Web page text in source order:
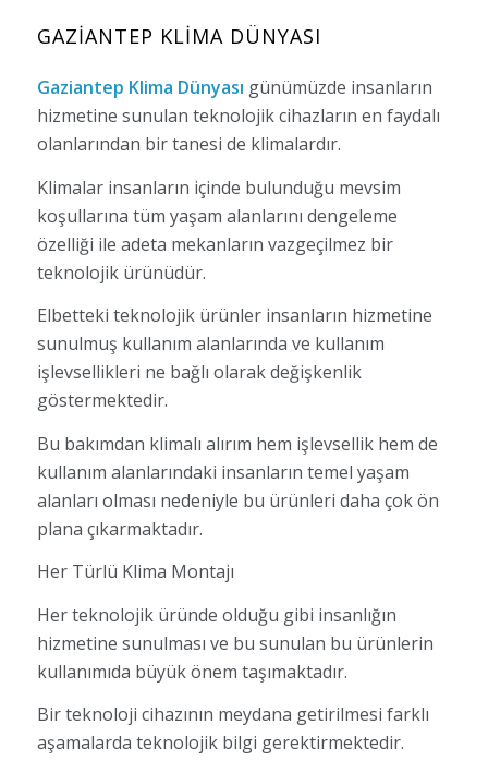
GAZIANTEP KLIMA DÜNYASI
Gaziantep Klima Dünyası günümüzde insanların
hizmetine sunulan teknolojik cihazların en faydalı
olanlarından bir tanesi de klimalardır.
Klimalar insanların içinde bulunduğu mevsim
koşullarına tüm yaşam alanlarını dengeleme
özelliği ile adeta mekanların vazgeçilmez bir
teknolojik ürünüdür.
Elbetteki teknolojik ürünler insanların hizmetine
sunulmuş kullanım alanlarında ve kullanım
işlevsellikleri ne bağlı olarak değişkenlik
göstermektedir.
Bu bakımdan klimalı alırım hem işlevsellik hem de
kullanım alanlarındaki insanların temel yaşam
alanları olması nedeniyle bu ürünleri daha çok ön
plana çıkarmaktadır.
Her Türlü Klima Montajı
Her teknolojik üründe olduğu gibi insanlığın
hizmetine sunulması ve bu sunulan bu ürünlerin
kullanımıda büyük önem taşımaktadır.
Bir teknoloji cihazının meydana getirilmesi farklı
aşamalarda teknolojik bilgi gerektirmektedir.